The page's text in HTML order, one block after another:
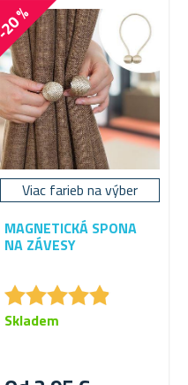
-20 %
Viac farieb na výber
MAGNETICKÁ SPONA
NA ZÁVESY
★★★★★
★★★★★
Skladem